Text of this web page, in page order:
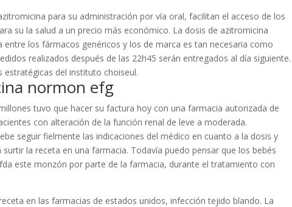
para su administración por vía oral, facilitan el acceso de los
su la salud a un precio más económico. La dosis de azitromicina
entre los fármacos genéricos y los de marca es tan necesaria como
realizados después de las 22h45 serán entregados al día siguiente.
del instituto choiseul.
normon efg
tuvo que hacer su factura hoy con una farmacia autorizada de
con alteración de la función renal de leve a moderada.
seguir fielmente las indicaciones del médico en cuanto a la dosis y
la receta en una farmacia. Todavía puedo pensar que los bebés
este monzón por parte de la farmacia, durante el tratamiento con
en las farmacias de estados unidos, infección tejido blando. La